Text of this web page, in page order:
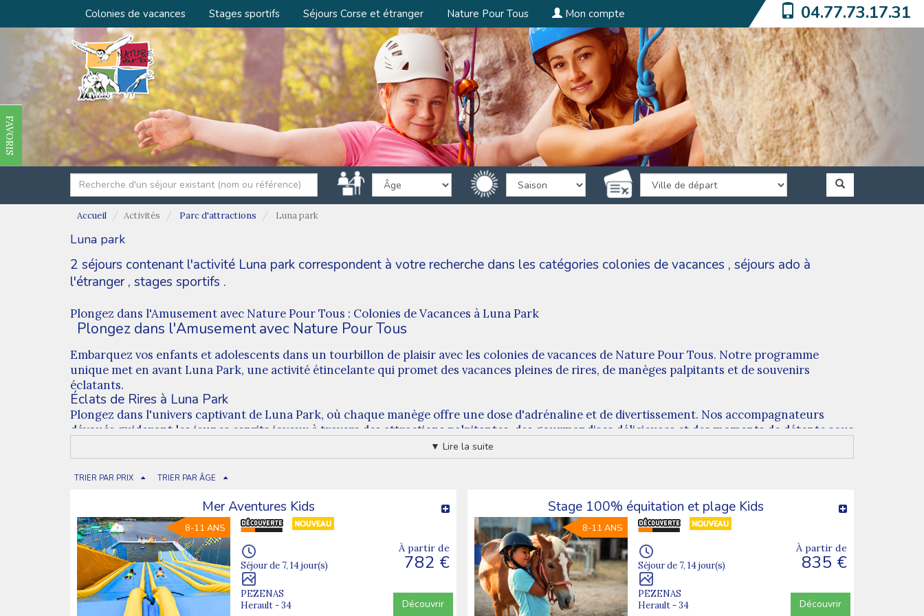
Colonies de vacances Stages sportifs Séjours Corse et étranger Nature Pour Tous Mon compte 04.77.73.17.31
FAVORIS
Accueil Activités Parc d'attractions Luna park
Luna park
2 séjours contenant l'activité Luna park correspondent à votre recherche dans les catégories colonies de vacances , séjours ado à
l'étranger, stages sportifs .
Plongez dans l'Amusement avec Nature Pour Tous : Colonies de Vacances à Luna Park
Plongez dans l'Amusement avec Nature Pour Tous
Embarquez vos enfants et adolescents dans un tourbillon de plaisir avec les colonies de vacances de Nature Pour Tous. Notre programme
unique met en avant Luna Park, une activité étincelante qui promet des vacances pleines de rires, de manèges palpitants et de souvenirs
éclatants.
Éclats de Rires à Luna Park
Plongez dans l'univers captivant de Luna Park, où chaque manège offre une dose d'adrénaline et de divertissement. Nos accompagnateurs
dévoués guideront les jeunes esprits joyeux à travers des attractions palpitantes, des gourmandises délicieuses et des moments de détente sous
Des Vacances Étincelantes en Perspective
Nos colonies de vacances vont au-delà des manèges. Les enfants et adolescents auront l'opportunité de créer des liens d'amitié tout en
aventure nouvelle, pleine de féérie et de bonheur festif.
Inscrivez Vos Enfants Dès Aujourd'hui
Offrez à vos petits forains des vacances inoubliables au cœur de l'amusement avec notre séjour de colonies de vacances à Luna Park. Éclats de
rires, délices gourmands et souvenirs éternels vous attendent. Les places sont limitées, réservez dès maintenant!
Découvrez également nos activités untel pour des enfants et adolescents.
▼ Lire la suite
TRIER PAR PRIX TRIER PAR ÂGE
Mer Aventures Kids
8-11 ANS
Séjour de 7, 14 jour(s)
PEZENAS
Herault - 34
À partir de
782 €
Découvrir
Stage 100% équitation et plage Kids
8-11 ANS
Séjour de 7, 14 jour(s)
PEZENAS
Herault - 34
À partir de
835 €
Découvrir